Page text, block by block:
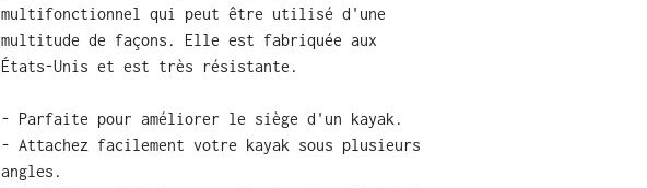
multifonctionnel qui peut être utilisé d'une
multitude de façons. Elle est fabriquée aux
États-Unis et est très résistante.
- Parfaite pour améliorer le siège d'un kayak.
- Attachez facilement votre kayak sous plusieurs
angles.